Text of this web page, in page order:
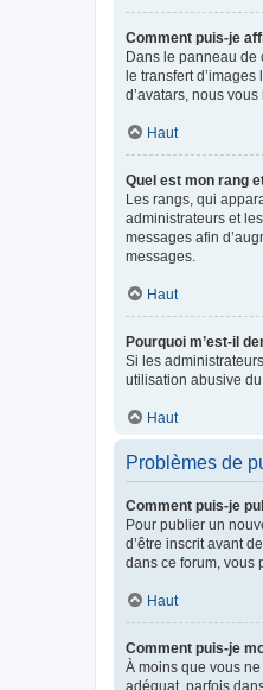
Comment puis-je
Dans le panneau de
le transfert
d’avatars, nous
Haut
Quel est mon rang
Les rangs, qui
administrateurs et
messages afin
messages.
Haut
Pourquoi m’est-il
Si les
utilisation abusive
Haut
Problèmes de
Comment puis-je
Pour publier un
d’être inscrit avant
dans ce forum, vous
Haut
Comment puis-je
À moins que vous
adéquat, parfois